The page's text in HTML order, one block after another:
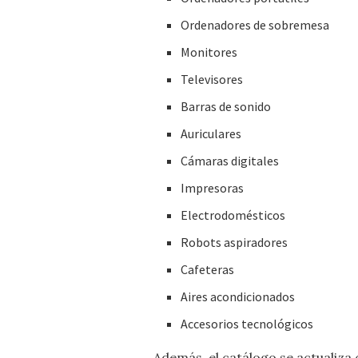
Ordenadores de sobremesa
Monitores
Televisores
Barras de sonido
Auriculares
Cámaras digitales
Impresoras
Electrodomésticos
Robots aspiradores
Cafeteras
Aires acondicionados
Accesorios tecnológicos